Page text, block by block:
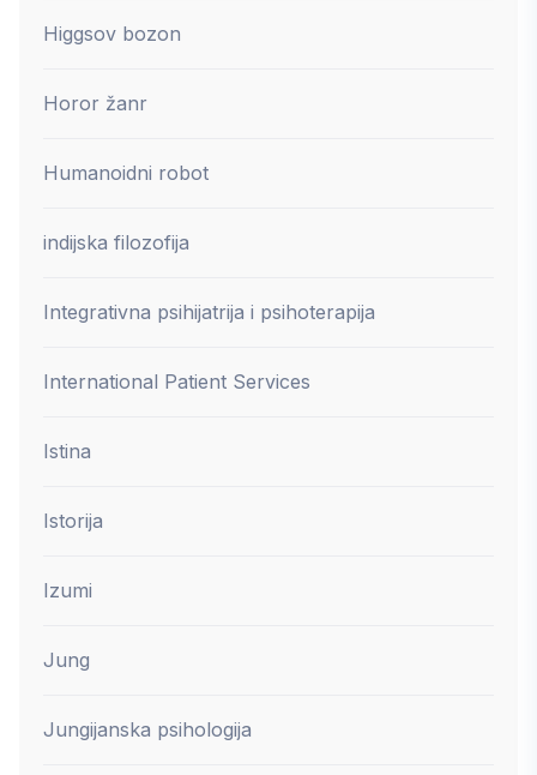
Higgsov bozon
Horor žanr
Humanoidni robot
indijska filozofija
Integrativna psihijatrija i psihoterapija
International Patient Services
Istina
Istorija
Izumi
Jung
Jungijanska psihologija